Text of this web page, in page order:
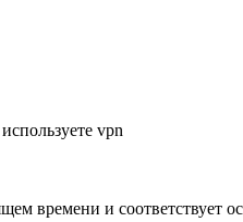
vpn
времени и соответствует